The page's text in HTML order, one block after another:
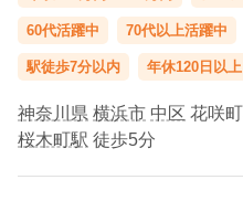
60代活躍中 70代以上活躍中
駅徒歩7分以内 年休120日以上
神奈川県 横浜市 中区 花咲
桜木町駅 徒歩5分